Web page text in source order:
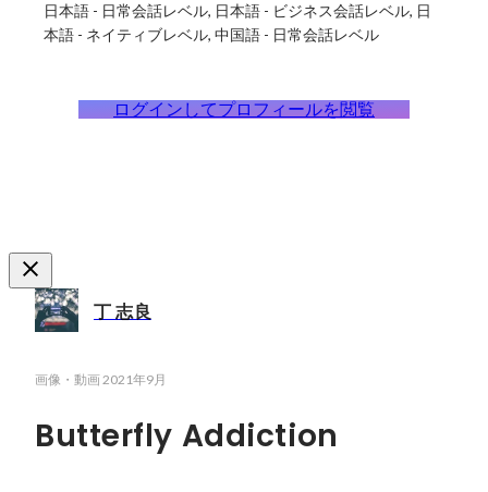
日本語 - 日常会話レベル 日本語 - ビジネス会話レベル 日
本語 - ネイティブレベル 中国語 - 日常会話レベル
ログインしてプロフィールを閲覧
丁 志良
画像・動画2021年9月
Butterfly Addiction